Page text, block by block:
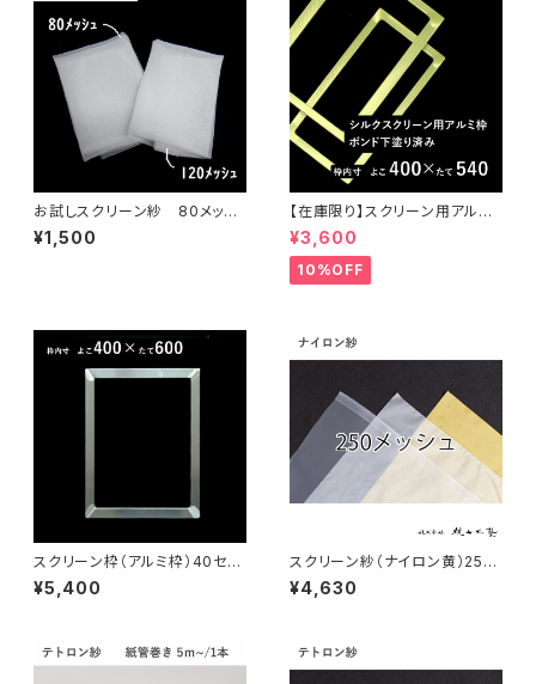
お試しスクリーン紗 80メッシ
ュと120メッシュ
¥1,500
【在庫限り】スクリーン用アルミ
枠（ボンド下塗り済）40センチ×
54センチ
¥3,600
10%OFF
スクリーン枠（アルミ枠）40セン
チ×60センチ
¥5,400
スクリーン紗（ナイロン黄）250
メッシュ こねこ便
¥4,630